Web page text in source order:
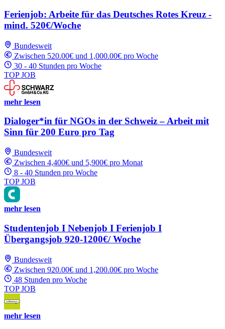
Ferienjob: Arbeite für das Deutsches Rotes Kreuz -
mind. 520€/Woche
Bundesweit
Zwischen 520.00€ und 1,000.00€ pro Woche
30 - 40 Stunden pro Woche
TOP JOB
mehr lesen
Dialoger*in für NGOs in der Schweiz – Arbeit mit
Sinn für 200 Euro pro Tag
Bundesweit
Zwischen 4,400€ und 5,900€ pro Monat
8 - 40 Stunden pro Woche
TOP JOB
mehr lesen
Studentenjob I Nebenjob I Ferienjob I
Übergangsjob 920-1200€/ Woche
Bundesweit
Zwischen 920.00€ und 1,200.00€ pro Woche
48 Stunden pro Woche
TOP JOB
mehr lesen